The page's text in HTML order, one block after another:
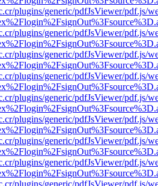
plugins/generic/pdfJsViewer/pdf.js/
plugins/generic/pdfJsViewer/pdf.js/
plugins/generic/pdfJsViewer/pdf.js/
plugins/generic/pdfJsViewer/pdf.js/
plugins/generic/pdfJsViewer/pdf.js/
plugins/generic/pdfJsViewer/pdf.js/
plugins/generic/pdfJsViewer/pdf.js/
plugins/generic/pdfJsViewer/pdf.js/
plugins/generic/pdfJsViewer/pdf.js/